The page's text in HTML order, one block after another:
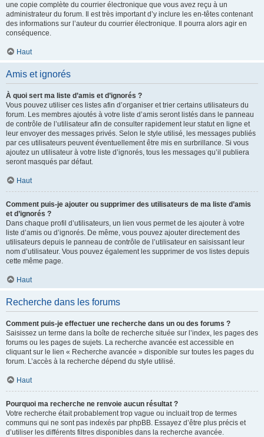
une copie complète du courrier électronique que vous avez reçu à un
administrateur du forum. Il est très important d’y inclure les en-têtes contenant
des informations sur l’auteur du courrier électronique. Il pourra alors agir en
conséquence.
Haut
Amis et ignorés
À quoi sert ma liste d’amis et d’ignorés ?
Vous pouvez utiliser ces listes afin d’organiser et trier certains utilisateurs du
forum. Les membres ajoutés à votre liste d’amis seront listés dans le panneau
de contrôle de l’utilisateur afin de consulter rapidement leur statut en ligne et
leur envoyer des messages privés. Selon le style utilisé, les messages publiés
par ces utilisateurs peuvent éventuellement être mis en surbrillance. Si vous
ajoutez un utilisateur à votre liste d’ignorés, tous les messages qu’il publiera
seront masqués par défaut.
Haut
Comment puis-je ajouter ou supprimer des utilisateurs de ma liste d’amis
et d’ignorés ?
Dans chaque profil d’utilisateurs, un lien vous permet de les ajouter à votre
liste d’amis ou d’ignorés. De même, vous pouvez ajouter directement des
utilisateurs depuis le panneau de contrôle de l’utilisateur en saisissant leur
nom d’utilisateur. Vous pouvez également les supprimer de vos listes depuis
cette même page.
Haut
Recherche dans les forums
Comment puis-je effectuer une recherche dans un ou des forums ?
Saisissez un terme dans la boîte de recherche située sur l’index, les pages des
forums ou les pages de sujets. La recherche avancée est accessible en
cliquant sur le lien « Recherche avancée » disponible sur toutes les pages du
forum. L’accès à la recherche dépend du style utilisé.
Haut
Pourquoi ma recherche ne renvoie aucun résultat ?
Votre recherche était probablement trop vague ou incluait trop de termes
communs qui ne sont pas indexés par phpBB. Essayez d’être plus précis et
d’utiliser les différents filtres disponibles dans la recherche avancée.